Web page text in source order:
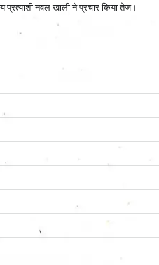
प्रत्याशी नवल खाली ने प्रचार किया तेज।